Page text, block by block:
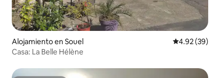
Alojamiento en Souel Calificación
4.92 (39)
Casa: La Belle Hélène